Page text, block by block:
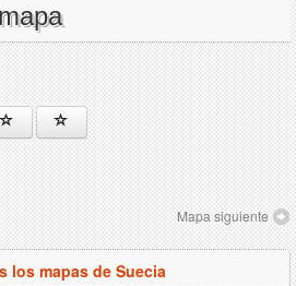
Mapa siguiente
los mapas de Suecia